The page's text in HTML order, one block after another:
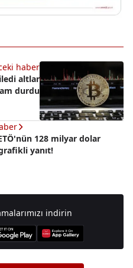
haber
altlar
durdu
128 milyar dolar
yanıt!
indirin